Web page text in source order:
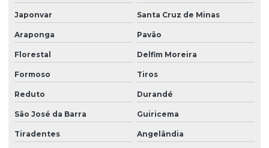
Japonvar Santa Cruz de Minas
Araponga Pavão
Florestal Delfim Moreira
Formoso Tiros
Reduto Durandé
São José da Barra Guiricema
Tiradentes Angelândia